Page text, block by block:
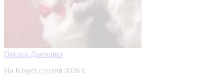
Оксана Дьяченко
На Kinpet c июня 2026 г.